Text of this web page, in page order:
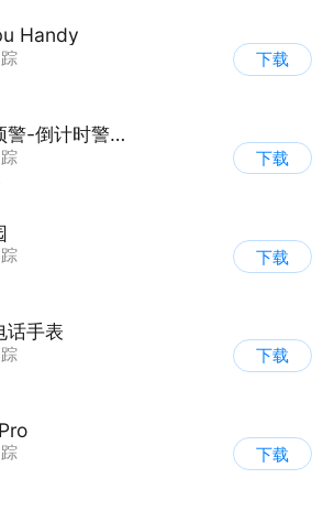
Handy
下载
地震预警-倒计时警报
下载
下载
话手表
下载
戴设备
下载